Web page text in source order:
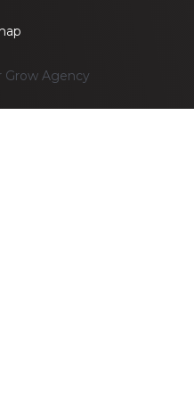
Grow Agency